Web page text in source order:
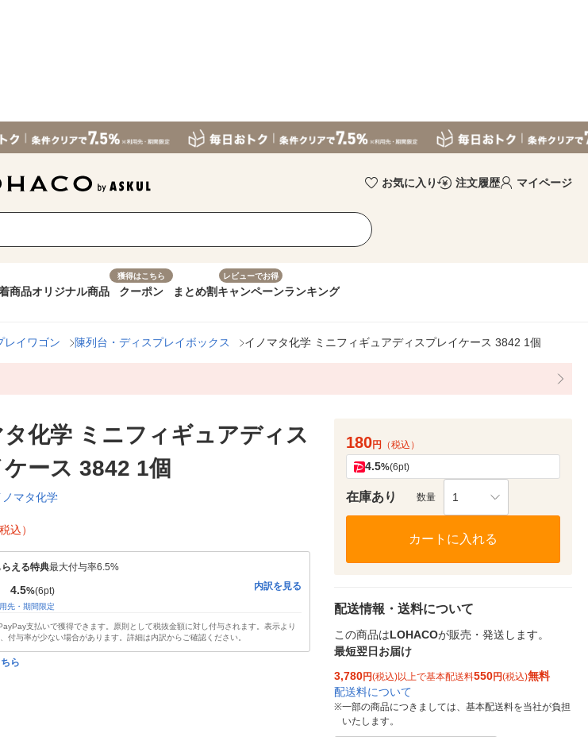
お気に入り 注文履歴 マイページ
商品オリジナル商品
獲得はこちら
クーポン まとめ割
レビューでお得
キャンペーンランキング
レイワゴン 陳列台・ディスプレイボックス イノマタ化学 ミニフィギュアディスプレイケース 3842 1個
化学 ミニフィギュアディス
ース 3842 1個
ノマタ化学
税込）
える特典最大付与率6.5%
4.5%(6pt)
先・期間限定
内訳を見る
支払いで獲得できます。原則として税抜金額に対し付与されます。表示より
付与率が少ない場合があります。詳細は内訳からご確認ください。
ら
180円 （税込）
4.5%(6pt)
在庫あり 数量 1
カートに入れる
配送情報・送料について
この商品はLOHACOが販売・発送します。
最短翌日お届け
3,780円(税込)以上で基本配送料550円(税込)無料
配送料について
※一部の商品につきましては、基本配送料を当社が負担
いたします。